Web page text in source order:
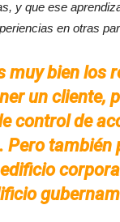
y que ese
en otras
muy bien los
un cliente,
control de
Pero también